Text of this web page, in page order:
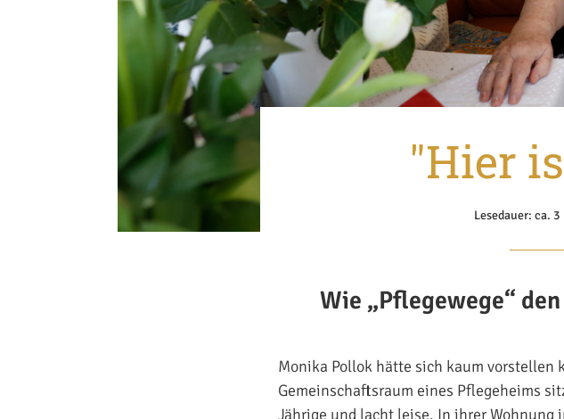
"Hier
Lesedauer: ca.
Wie „Pflegewege“
Monika Pollok hätte sich kaum vorstellen
Gemeinschaftsraum eines Pflegeheims
Jährige und lacht leise. In ihrer